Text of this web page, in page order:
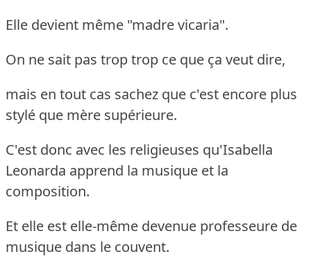
Elle devient même "madre vicaria".
On ne sait pas trop trop ce que ça veut dire,
mais en tout cas sachez que c'est encore plus
stylé que mère supérieure.
C'est donc avec les religieuses qu'Isabella
Leonarda apprend la musique et la
composition.
Et elle est elle-même devenue professeure de
musique dans le couvent.